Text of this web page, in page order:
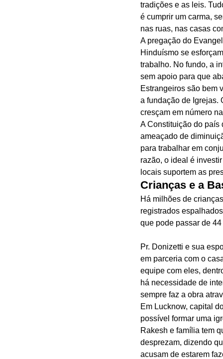
tradições e as leis.
é cumprir um carma,
nas ruas, nas casas
A pregação do
Hinduísmo se
trabalho. No fundo, a
sem apoio para que
Estrangeiros são bem
a fundação de Igrejas.
cresçam em número
A Constituição do país
ameaçado de
para trabalhar em
razão, o ideal é
locais suportem as
Crianças e a
Há milhões de
registrados
que pode passar de
Pr. Donizetti e sua
em parceria com o
equipe com eles,
há necessidade de
sempre faz a obra
Em Lucknow, capital
possível formar uma
Rakesh e família tem
desprezam, dizendo
acusam de estarem